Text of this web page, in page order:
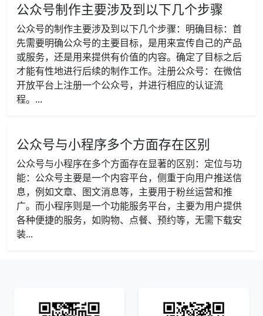
公众号制作主要涉及到以下几个步骤
公众号的制作主要涉及到以下几个步骤：明确目标：首
先需要明确公众号的主要目标，是用来宣传自己的产品
或服务，还是用来提供有价值的内容。确定了目标之后
才能有性地进行后续的制作工作。注册公众号：在微信
开放平台上注册一个公众号，并进行相应的认证流
程。...
公众号与小程序多个方面存在区别
公众号与小程序在多个方面存在显著的区别：定位与功
能：公众号主要是一个内容平台，侧重于向用户推送信
息，例如文章、图文消息等，主要用于粉丝运营和推
广。而小程序则是一个功能服务平台，主要为用户提供
各种便捷的服务，如购物、点餐、预约等，无需下载安
装...